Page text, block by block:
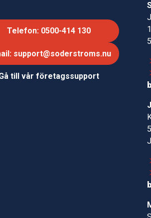
Telefon: 0500-414 130
support@soderstroms.nu
till vår företagssupport